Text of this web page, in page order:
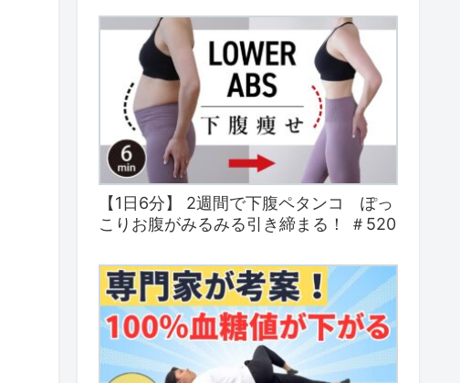
【1日6分】 2週間で下腹ペタンコ ぽっ
こりお腹がみるみる引き締まる！ ＃520